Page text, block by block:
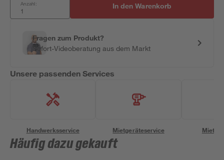
Anzahl: In den Warenkorb
Fragen zum Produkt?
Sofort-Videoberatung aus dem Markt
Unsere passenden Services
Handwerksservice Mietgeräteservice
Häufig dazu gekauft